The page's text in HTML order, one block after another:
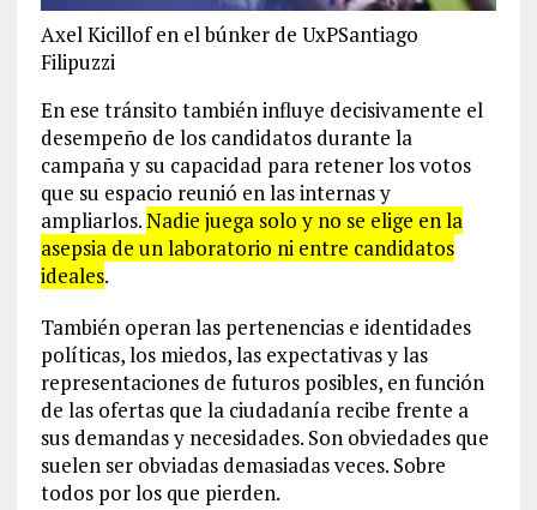
Axel Kicillof en el búnker de UxPSantiago
Filipuzzi
En ese tránsito también influye decisivamente el
desempeño de los candidatos durante la
campaña y su capacidad para retener los votos
que su espacio reunió en las internas y
ampliarlos.Nadie juega solo y no se elige en la
asepsia de un laboratorio ni entre candidatos
ideales.
También operan las pertenencias e identidades
políticas, los miedos, las expectativas y las
representaciones de futuros posibles, en función
de las ofertas que la ciudadanía recibe frente a
sus demandas y necesidades. Son obviedades que
suelen ser obviadas demasiadas veces. Sobre
todos por los que pierden.